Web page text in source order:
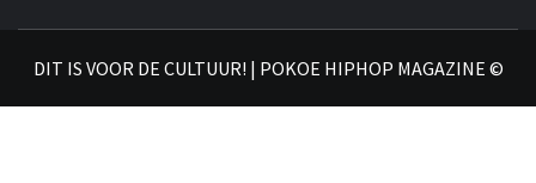
DIT IS VOOR DE CULTUUR! | POKOE HIPHOP MAGAZINE ©